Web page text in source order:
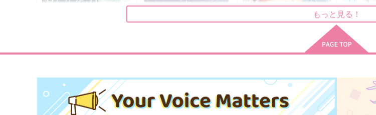
サンプル 作品詳細
低空飛行
869円（税込）
サンプル 作品詳細
aiwana
315円（税込）
サンプル 作品詳細
嵐が丘
315円（税
風早巽×礼瀬
サンプ
祈りをほどくまで
魔法でも解けない
Rough & Honey
孤月に触
もっと見る！